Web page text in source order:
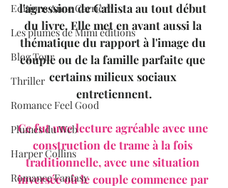
Editions Anne Carrière
Les plumes de Mimi éditions
Blog Tour
Thriller
Romance Feel Good
Plumes du Web
Harper Collins
Romance Fantasy
l'agression de Callista au tout début
du livre. Elle met en avant aussi la
thématique du rapport à l'image du
couple ou de la famille parfaite que
certains milieux sociaux
entretiennent.
Ce fut une lecture agréable avec une
construction de trame à la fois
traditionnelle, avec une situation
inversée où le couple commence par